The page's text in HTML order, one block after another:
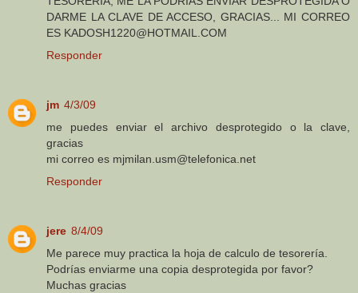
DARME LA CLAVE DE ACCESO, GRACIAS... MI CORREO
ES KADOSH1220@HOTMAIL.COM
Responder
jm 4/3/09
me puedes enviar el archivo desprotegido o la clave,
gracias
mi correo es mjmilan.usm@telefonica.net
Responder
jere 8/4/09
Me parece muy practica la hoja de calculo de tesorería.
Podrías enviarme una copia desprotegida por favor?
Muchas gracias